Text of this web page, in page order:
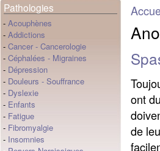
Pathologies
- Acouphènes
- Addictions
- Cancer - Cancerologie
- Céphalées - Migraines
- Dépression
- Douleurs - Souffrance
- Dyslexie
- Enfants
- Fatigue
- Fibromyalgie
- Insomnies
ont
de